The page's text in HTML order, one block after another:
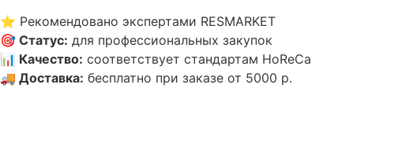
⭐ Рекомендовано экспертами RESMARKET
🎯 Статус: для профессиональных закупок
📊 Качество: соответствует стандартам HoReCa
🚚 Доставка: бесплатно при заказе от 5000 р.